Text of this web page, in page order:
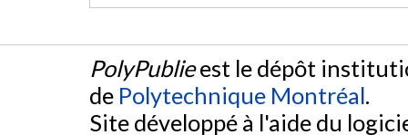
PolyPublieest le dépôt
de Polytechnique Montréal.
Site développé à l'aide du